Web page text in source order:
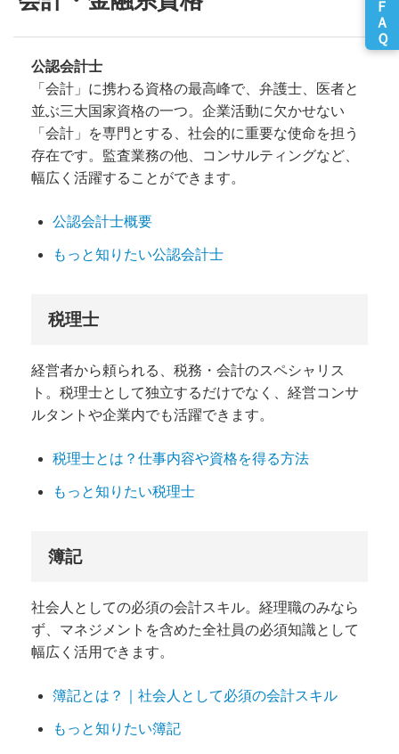
公認会計士
「会計」に携わる資格の最高峰で、弁護士、医者と
並ぶ三大国家資格の一つ。企業活動に欠かせない
「会計」を専門とする、社会的に重要な使命を担う
存在です。監査業務の他、コンサルティングなど、
幅広く活躍することができます。
公認会計士概要
もっと知りたい公認会計士
税理士
経営者から頼られる、税務・会計のスペシャリス
ト。税理士として独立するだけでなく、経営コンサ
ルタントや企業内でも活躍できます。
税理士とは？仕事内容や資格を得る方法
もっと知りたい税理士
簿記
社会人としての必須の会計スキル。経理職のみなら
ず、マネジメントを含めた全社員の必須知識として
幅広く活用できます。
簿記とは？｜社会人として必須の会計スキル
もっと知りたい簿記